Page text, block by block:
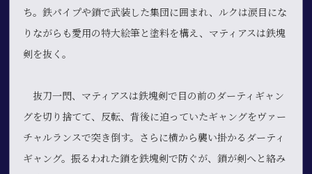
ち。鉄パイプや鎖で武装した集団に囲まれ、ルクは涙目にな
りながらも愛用の特大絵筆と塗料を構え、マティアスは鉄塊
剣を抜く。
抜刀一閃、マティアスは鉄塊剣で目の前のダーティギャン
グを切り捨てて、反転、背後に迫っていたギャングをヴァー
チャルランスで突き倒す。さらに横から襲い掛かるダーティ
ギャング。振るわれた鎖を鉄塊剣で防ぐが、鎖が剣へと絡み